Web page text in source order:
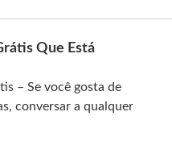
Que Está
– Se você gosta de
conversar a qualquer